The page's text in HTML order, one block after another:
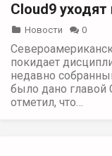
Cloud9 уходят
Новости 0
покидает
недавно
было дано
отметил, что…